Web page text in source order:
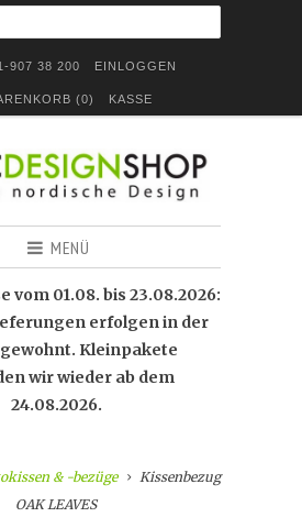
907 38 200 EINLOGGEN
(0) KASSE
MENÜ
vom 01.08. bis 23.08.2026:
erfolgen in der
Kleinpakete
wir wieder ab dem
24.08.2026.
& -bezüge
Kissenbezug
OAK LEAVES